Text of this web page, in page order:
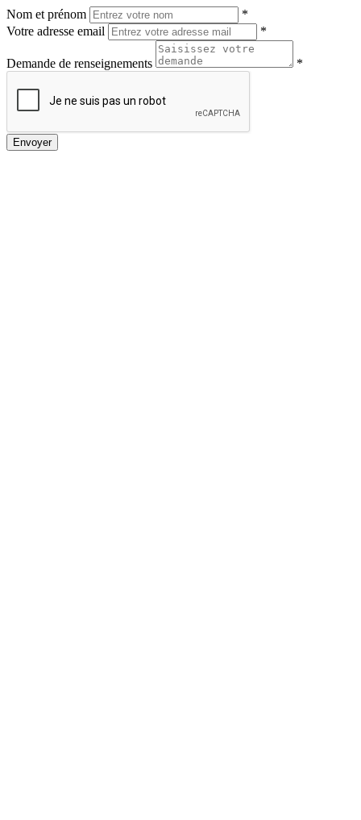
Nom et prénom
*
Votre adresse email
*
Demande de renseignements *
Envoyer